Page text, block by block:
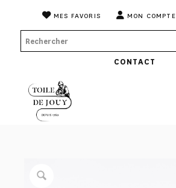
MES FAVORIS MON COMPTE
CONTACT